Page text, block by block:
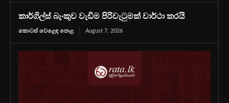
කාර්ගිල්ස් බැංකුව වැඩිම පිරිවැටුමක් වාර්ථා කරයි
කොටස් වෙළෙඳ පොළ August 7, 2026